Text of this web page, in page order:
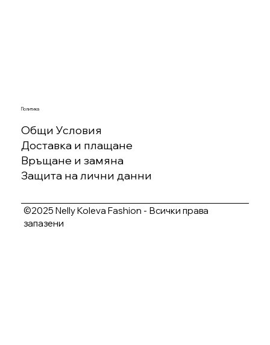
Политика
Общи Условия
Доставка и плащане
Връщане и замяна
Защита на лични данни
©2025 Nelly Koleva Fashion - Всички права
запазени